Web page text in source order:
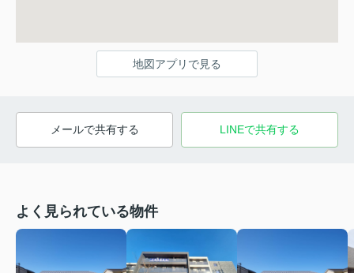
地図アプリで見る
メールで共有する LINEで共有する
よく見られている物件